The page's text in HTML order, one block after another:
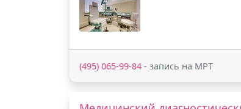
(495) 065-99-84 - запись на МРТ